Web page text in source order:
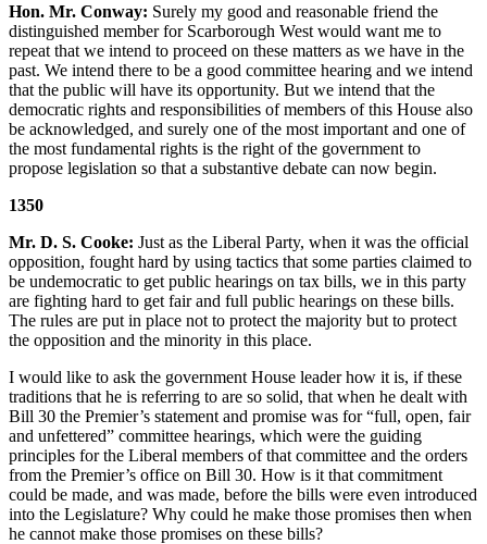
Hon. Mr. Conway: Surely my good and reasonable friend the
distinguished member for Scarborough West would want me to
repeat that we intend to proceed on these matters as we have in the
past. We intend there to be a good committee hearing and we intend
that the public will have its opportunity. But we intend that the
democratic rights and responsibilities of members of this House also
be acknowledged, and surely one of the most important and one of
the most fundamental rights is the right of the government to
propose legislation so that a substantive debate can now begin.
1350
Mr. D. S. Cooke: Just as the Liberal Party, when it was the official
opposition, fought hard by using tactics that some parties claimed to
be undemocratic to get public hearings on tax bills, we in this party
are fighting hard to get fair and full public hearings on these bills.
The rules are put in place not to protect the majority but to protect
the opposition and the minority in this place.
I would like to ask the government House leader how it is, if these
traditions that he is referring to are so solid, that when he dealt with
Bill 30 the Premier’s statement and promise was for “full, open, fair
and unfettered” committee hearings, which were the guiding
principles for the Liberal members of that committee and the orders
from the Premier’s office on Bill 30. How is it that commitment
could be made, and was made, before the bills were even introduced
into the Legislature? Why could he make those promises then when
he cannot make those promises on these bills?